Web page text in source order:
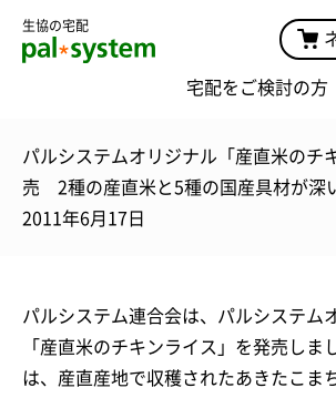
生協の宅配
宅配をご検討の方
パルシステムオリジナル「産直米のチ
売 2種の産直米と5種の国産具材が深
2011年6月17日
パルシステム連合会は、パルシステム
「産直米のチキンライス」を発売しま
は、産直産地で収穫されたあきたこま